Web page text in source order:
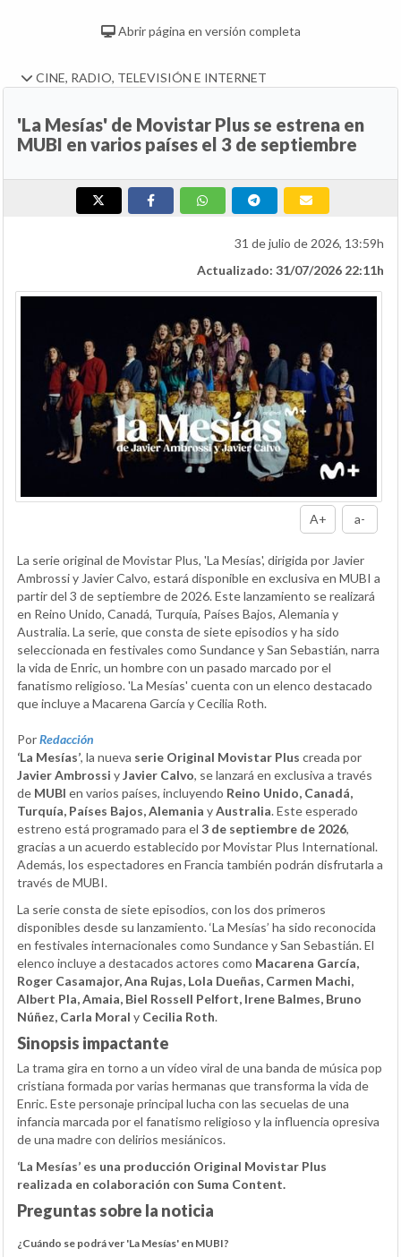
Abrir página en versión completa
CINE, RADIO, TELEVISIÓN E INTERNET
'La Mesías' de Movistar Plus se estrena en
MUBI en varios países el 3 de septiembre
31 de julio de 2026, 13:59h
Actualizado: 31/07/2026 22:11h
A+ a-
La serie original de Movistar Plus, 'La Mesías', dirigida por Javier
Ambrossi y Javier Calvo, estará disponible en exclusiva en MUBI a
partir del 3 de septiembre de 2026. Este lanzamiento se realizará
en Reino Unido, Canadá, Turquía, Países Bajos, Alemania y
Australia. La serie, que consta de siete episodios y ha sido
seleccionada en festivales como Sundance y San Sebastián, narra
la vida de Enric, un hombre con un pasado marcado por el
fanatismo religioso. 'La Mesías' cuenta con un elenco destacado
que incluye a Macarena García y Cecilia Roth.
PorRedacción
‘La Mesías’, la nueva serie Original Movistar Plus creada por
Javier Ambrossi yJavier Calvo, se lanzará en exclusiva a través
de MUBI en varios países, incluyendo Reino Unido, Canadá,
Turquía, Países Bajos, Alemania yAustralia. Este esperado
estreno está programado para el 3 de septiembre de 2026,
gracias a un acuerdo establecido por Movistar Plus International.
Además, los espectadores en Francia también podrán disfrutarla a
través de MUBI.
La serie consta de siete episodios, con los dos primeros
disponibles desde su lanzamiento. ‘La Mesías’ ha sido reconocida
en festivales internacionales como Sundance y San Sebastián. El
elenco incluye a destacados actores como Macarena García,
Roger Casamajor, Ana Rujas, Lola Dueñas, Carmen Machi,
Albert Pla, Amaia, Biel Rossell Pelfort, Irene Balmes, Bruno
Núñez, Carla Moral y Cecilia Roth.
Sinopsis impactante
La trama gira en torno a un vídeo viral de una banda de música pop
cristiana formada por varias hermanas que transforma la vida de
Enric. Este personaje principal lucha con las secuelas de una
infancia marcada por el fanatismo religioso y la influencia opresiva
de una madre con delirios mesiánicos.
‘La Mesías’ es una producción Original Movistar Plus
realizada en colaboración con Suma Content.
Preguntas sobre la noticia
¿Cuándo se podrá ver 'La Mesías' en MUBI?